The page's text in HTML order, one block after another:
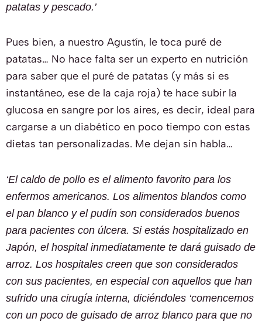
patatas y pescado.’
Pues bien, a nuestro Agustín, le toca puré de
patatas… No hace falta ser un experto en nutrición
para saber que el puré de patatas (y más si es
instantáneo, ese de la caja roja) te hace subir la
glucosa en sangre por los aires, es decir, ideal para
cargarse a un diabético en poco tiempo con estas
dietas tan personalizadas. Me dejan sin habla…
‘El caldo de pollo es el alimento favorito para los
enfermos americanos. Los alimentos blandos como
el pan blanco y el pudín son considerados buenos
para pacientes con úlcera. Si estás hospitalizado en
Japón, el hospital inmediatamente te dará guisado de
arroz. Los hospitales creen que son considerados
con sus pacientes, en especial con aquellos que han
sufrido una cirugía interna, diciéndoles ‘comencemos
con un poco de guisado de arroz blanco para que no